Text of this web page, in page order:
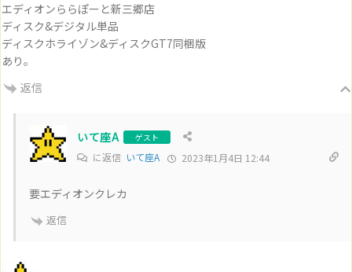
エディオンららぽーと新三郷店
ディスク&デジタル単品
ディスクホライゾン&ディスクGT7同梱版
あり。
返信
いて座A ゲスト
に返信 いて座A 2023年1月4日 12:44
要エディオンクレカ
返信